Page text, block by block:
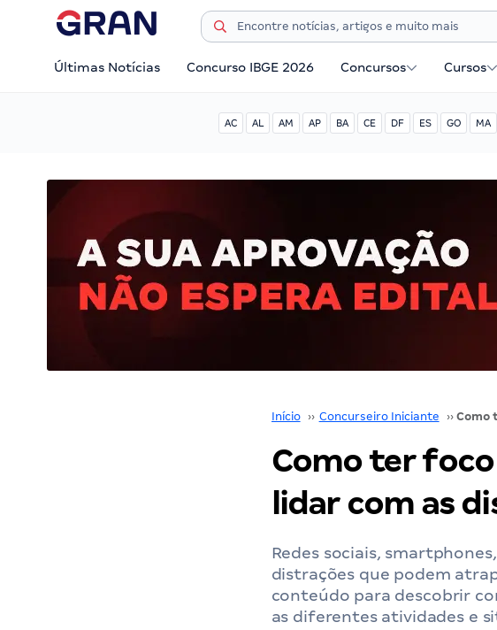
Últimas Notícias Concurso IBGE 2026 Concursos Cursos
AC AL AM AP BA CE DF ES GO MA
Início ›› Concurseiro Iniciante ››
Como ter
lidar com as
Redes sociais,
distrações que podem
conteúdo para descobrir
as diferentes atividades e